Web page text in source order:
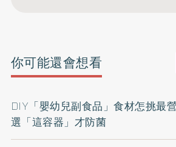
你可能還會想看
DIY「嬰幼兒副食品」食材怎挑最
選「這容器」才防菌